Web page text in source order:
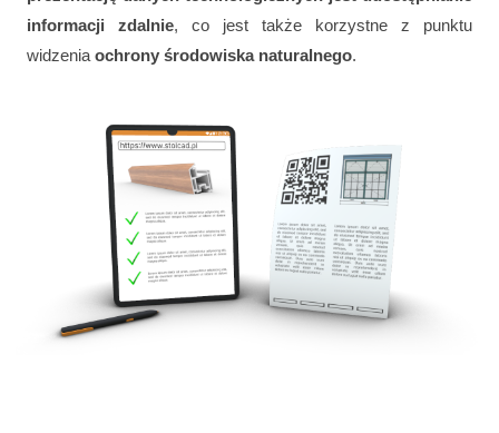
informacji zdalnie, co jest także korzystne z punktu
widzeniaochrony środowiska naturalnego.